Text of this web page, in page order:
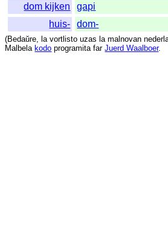
dom kijken
gapi
huis-
dom-
(Bedaŭre, la vortlisto uzas la malnovan
Malbela kodo programita far Juerd Waalboer.